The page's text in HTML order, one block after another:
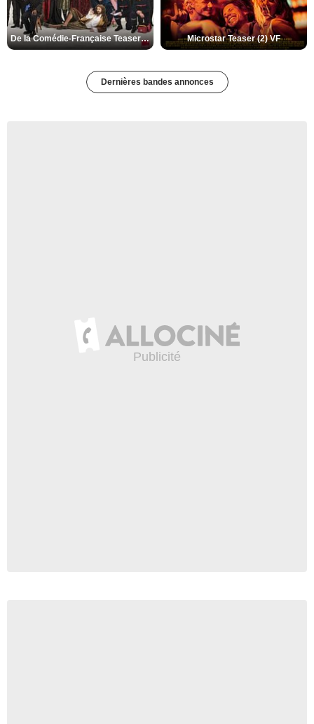
De la Comédie-Française Teaser (3) VF Microstar Teaser (2) VF
Dernières bandes annonces